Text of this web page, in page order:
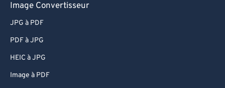
Image Convertisseur
JPG à PDF
PDF à JPG
HEIC à JPG
Image à PDF